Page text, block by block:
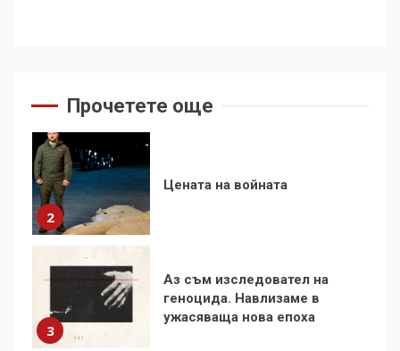
Прочетете още
3
Аз съм изследовател на
геноцида. Навлизаме в
4
Съединените щати вече
дори не се преструват, че
не подкрепят терористи